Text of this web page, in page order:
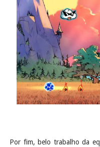
Por fim, belo trabalho da